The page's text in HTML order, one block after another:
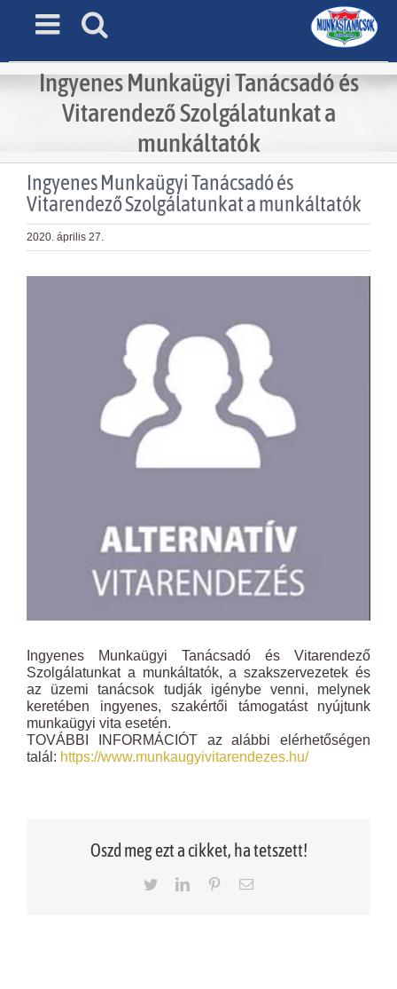
Ingyenes Munkaügyi Tanácsadó és
Vitarendező Szolgálatunkat a
munkáltatók
Ingyenes Munkaügyi Tanácsadó és
Vitarendező Szolgálatunkat a munkáltatók
2020. április 27.
Ingyenes Munkaügyi Tanácsadó és Vitarendező
Szolgálatunkat a munkáltatók, a szakszervezetek és
az üzemi tanácsok tudják igénybe venni, melynek
keretében ingyenes, szakértői támogatást nyújtunk
munkaügyi vita esetén.
TOVÁBBI INFORMÁCIÓT az alábbi elérhetőségen
talál: https://www.munkaugyivitarendezes.hu/
Oszd meg ezt a cikket, ha tetszett!
TwitterLinkedInPinterestEmail